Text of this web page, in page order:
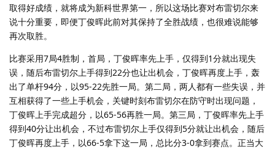
取得好成绩，就将成为新科世界第一，所以这场比赛对布雷切尔来
说十分重要，即便丁俊晖此前对其保持了全胜战绩，也很难说能够
再次取胜。
比赛采用7局4胜制，首局，丁俊晖率先上手，仅得到1分就出现失
误，随后布雷切尔上手得到22分也让出机会，丁俊晖再度上手，轰
出了单杆94分，以95-22先胜一局。第二局，两人都有一些失误，并
互相获得了一些上手机会，关键时刻布雷切尔在防守时出现问题，
丁俊晖上手完成超分，以65-56再胜一局。第三局，丁俊晖率先上手
得到40分让出机会，不过布雷切尔上手仅得到5分就让出机会，随后
丁俊晖再度上手，以66-5拿下这一局，总比分3-0拿到赛点。正当大